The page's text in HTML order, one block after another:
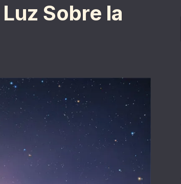
Sobre la